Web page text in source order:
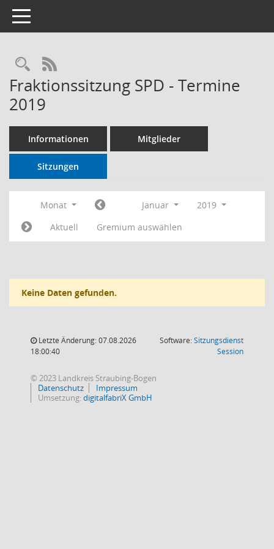
Toggle navigation
RSS-Feed
Fraktionssitzung SPD - Termine
2019
Informationen Mitglieder
Sitzungen
Monat Januar
2019
Aktuell
Gremium auswählen
Keine Daten gefunden.
Letzte Änderung: 07.08.2026
18:00:40
Software:Sitzungsdienst
Session(Wird in
© 2023 Landkreis Straubing-Bogen
Datenschutz
Impressum
Umsetzung:digitalfabriX GmbH